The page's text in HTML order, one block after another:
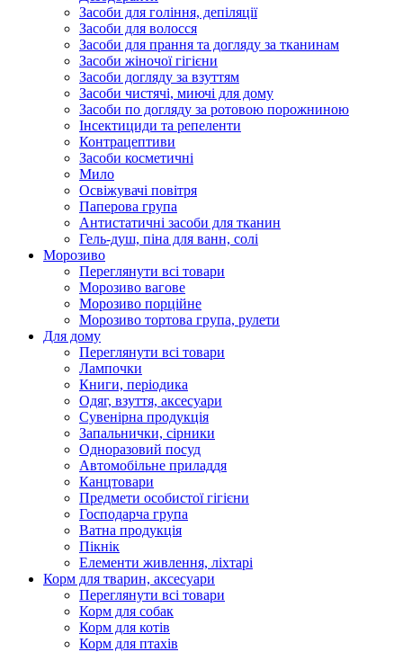
Засоби для гоління, депіляції
Засоби для волосся
Засоби для прання та догляду за тканинам
Засоби жіночої гігієни
Засоби догляду за взуттям
Засоби чистячі, миючі для дому
Засоби по догляду за ротовою порожниною
Інсектициди та репеленти
Контрацептиви
Засоби косметичні
Мило
Освіжувачі повітря
Паперова група
Антистатичні засоби для тканин
Гель-душ, піна для ванн, солі
Морозиво
Переглянути всі товари
Морозиво вагове
Морозиво порційне
Морозиво тортова група, рулети
Для дому
Переглянути всі товари
Лампочки
Книги, періодика
Одяг, взуття, аксесуари
Сувенірна продукція
Запальнички, сірники
Одноразовий посуд
Автомобільне приладдя
Канцтовари
Предмети особистої гігієни
Господарча група
Ватна продукція
Пікнік
Елементи живлення, ліхтарі
Корм для тварин, аксесуари
Переглянути всі товари
Корм для собак
Корм для котів
Корм для птахів